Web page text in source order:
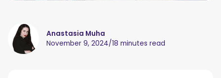
Anastasia Muha
November 9, 2024/18 minutes read